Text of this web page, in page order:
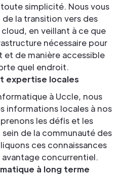
simplicité. Nous vous
la transition vers des
en veillant à ce que
nécessaire pour
de manière accessible
quel endroit.
expertise locales
à Uccle, nous
informations locales à nos
les défis et les
de la communauté des
ces connaissances
concurrentiel.
à long terme